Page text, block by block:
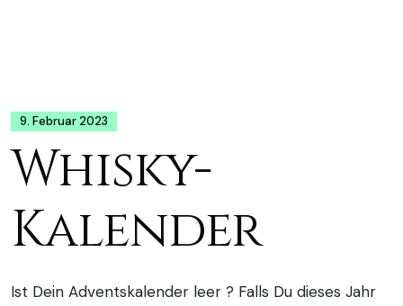
9. Februar 2023
Whisky-
Kalender
Ist Dein Adventskalender leer ? Falls Du dieses Jahr